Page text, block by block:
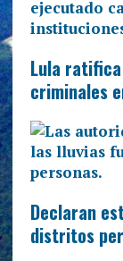
Lula
criminales
Declaran
distritos